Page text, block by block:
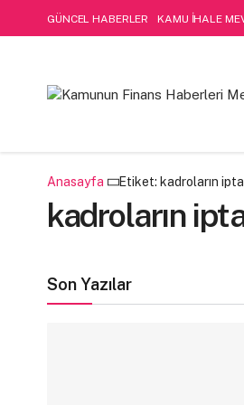
GÜNCEL HABERLER KAMU İHALE
FİNANSAL MUHASEBE-DENETİM
Anasayfa Etiket: kadroların
kadroların
Son Yazılar